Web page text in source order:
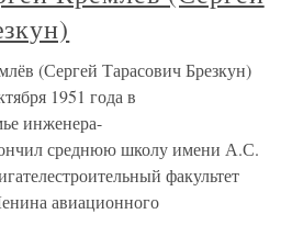
(Сергей Тарасович Брезкун)
1951 года в
инженера-
среднюю школу имени А.С.
факультет
авиационного